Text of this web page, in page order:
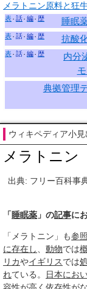
メラトニン原料と狂
表 話 編 歴 睡眠
表 話 編 歴 抗酸
表 話 編 歴 内分
典拠管理
ウィキペディア小
メラトニン
出典: フリー百科事
「睡眠薬 」の記事に
「メラトニン」も参照
に存在し 動物では
リカやイギリスでは
れている。 日本にお